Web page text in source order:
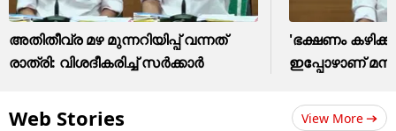
അ‌തിതീവ്ര മഴ മുന്നറിയിപ്പ് വന്നത്
രാത്രി: വിശദീകരിച്ച് സർക്കാർ
'ഭക്ഷണം
ഇപ്പോഴാണ്
Web Stories View More